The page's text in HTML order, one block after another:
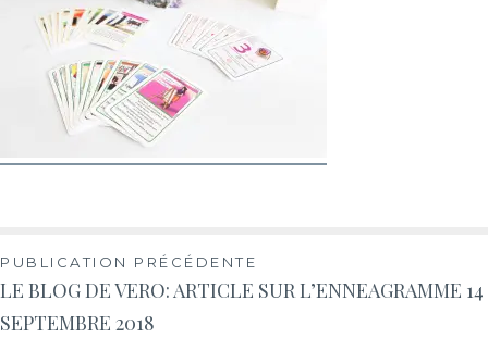
PUBLICATION PRÉCÉDENTE
LE BLOG DE VERO: ARTICLE SUR L’ENNEAGRAMME 14
SEPTEMBRE 2018